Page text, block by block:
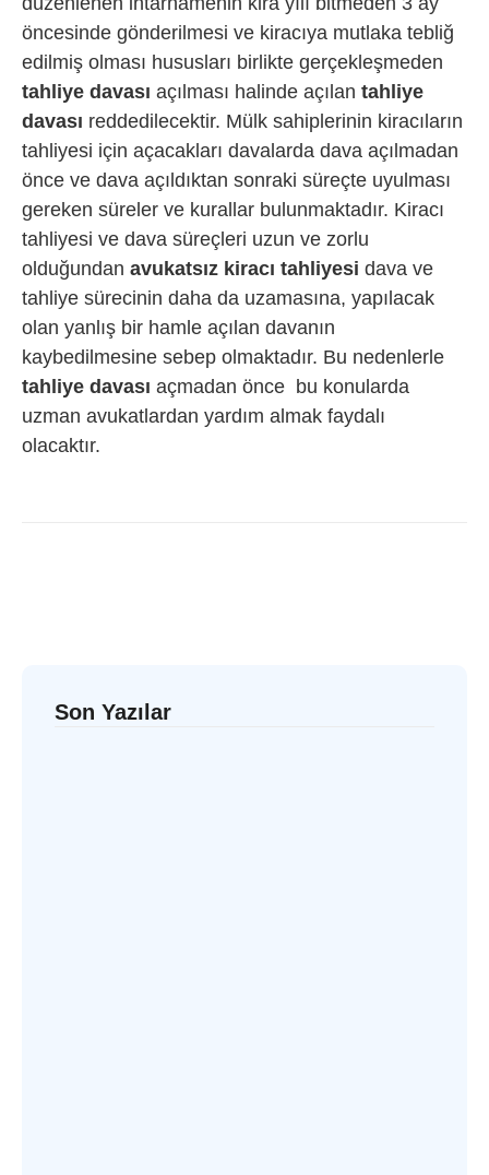
öncesinde gönderilmesi ve kiracıya mutlaka tebliğ
edilmiş olması hususları birlikte gerçekleşmeden
tahliye davası açılması halinde açılan tahliye
davası reddedilecektir. Mülk sahiplerinin kiracıların
tahliyesi için açacakları davalarda dava açılmadan
önce ve dava açıldıktan sonraki süreçte uyulması
gereken süreler ve kurallar bulunmaktadır. Kiracı
tahliyesi ve dava süreçleri uzun ve zorlu
olduğundan avukatsız kiracı tahliyesi dava ve
tahliye sürecinin daha da uzamasına, yapılacak
olan yanlış bir hamle açılan davanın
kaybedilmesine sebep olmaktadır. Bu nedenlerle
tahliye davası açmadan önce bu konularda
uzman avukatlardan yardım almak faydalı
olacaktır.
Son Yazılar